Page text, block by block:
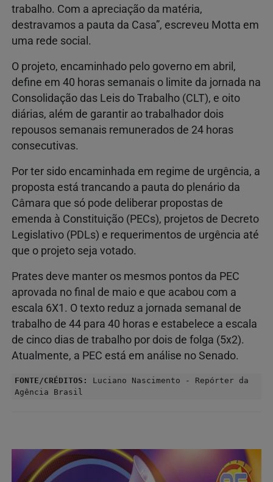
trabalho. Com a apreciação da matéria,
destravamos a pauta da Casa”, escreveu Motta em
uma rede social.
O projeto, encaminhado pelo governo em abril,
define em 40 horas semanais o limite da jornada na
Consolidação das Leis do Trabalho (CLT), e oito
diárias, além de garantir ao trabalhador dois
repousos semanais remunerados de 24 horas
consecutivas.
Por ter sido encaminhada em regime de urgência, a
proposta está trancando a pauta do plenário da
Câmara que só pode deliberar propostas de
emenda à Constituição (PECs), projetos de Decreto
Legislativo (PDLs) e requerimentos de urgência até
que o projeto seja votado.
Prates deve manter os mesmos pontos da PEC
aprovada no final de maio e que acabou com a
escala 6X1. O texto reduz a jornada semanal de
trabalho de 44 para 40 horas e estabelece a escala
de cinco dias de trabalho por dois de folga (5x2).
Atualmente, a PEC está em análise no Senado.
FONTE/CRÉDITOS:
Luciano Nascimento - Repórter da
Agência Brasil